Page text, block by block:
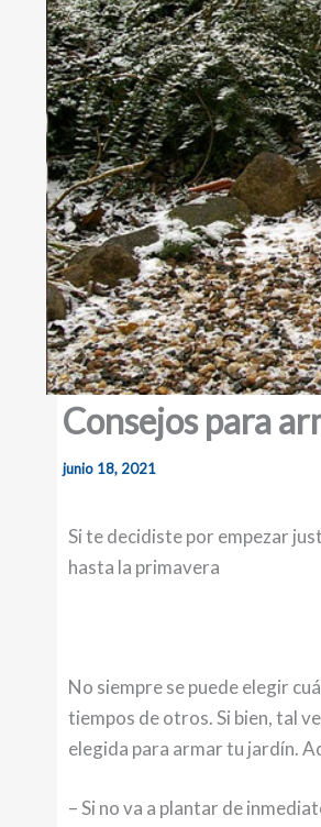
Consejos para
junio 18, 2021
Si te decidiste por empezar
hasta la primavera
No siempre se puede elegir
tiempos de otros. Si bien, tal
elegida para armar tu jardín.
– Si no va a plantar de